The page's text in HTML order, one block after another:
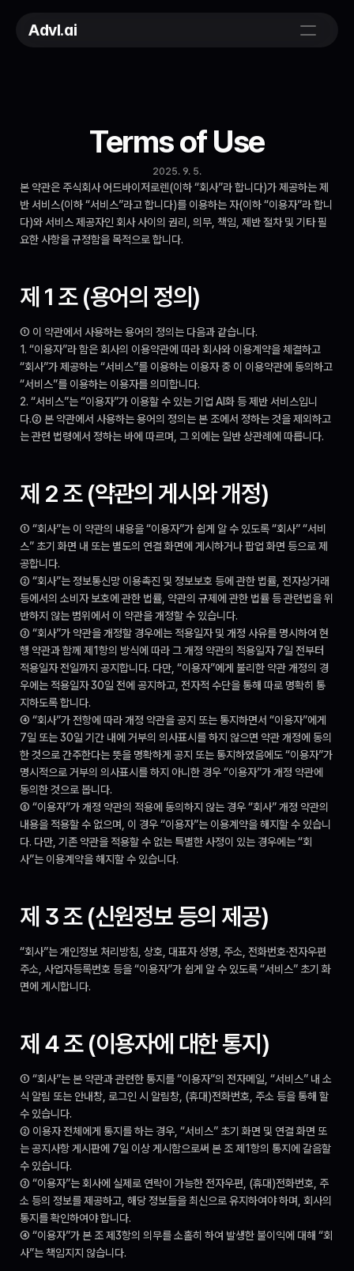
Terms of Use
2025. 9. 5.
본 약관은 주식회사 어드바이저로렌(이하 “회사”라 합니다)가 제공하는 제
반 서비스(이하 “서비스”라고 합니다)를 이용하는 자(이하 “이용자”라 합니
다)와 서비스 제공자인 회사 사이의 권리, 의무, 책임, 제반 절차 및 기타 필
요한 사항을 규정함을 목적으로 합니다.
제 1 조 (용어의 정의)
① 이 약관에서 사용하는 용어의 정의는 다음과 같습니다.
1. “이용자”라 함은 회사의 이용약관에 따라 회사와 이용계약을 체결하고
“회사”가 제공하는 “서비스”를 이용하는 이용자 중 이 이용약관에 동의하고
“서비스”를 이용하는 이용자를 의미합니다.
2. “서비스”는 “이용자”가 이용할 수 있는 기업 AI화 등 제반 서비스입니
다.② 본 약관에서 사용하는 용어의 정의는 본 조에서 정하는 것을 제외하고
는 관련 법령에서 정하는 바에 따르며, 그 외에는 일반 상관례에 따릅니다.
제 2 조 (약관의 게시와 개정)
① “회사”는 이 약관의 내용을 “이용자”가 쉽게 알 수 있도록 “회사” “서비
스” 초기 화면 내 또는 별도의 연결 화면에 게시하거나 팝업 화면 등으로 제
공합니다.
② “회사”는 정보통신망 이용촉진 및 정보보호 등에 관한 법률, 전자상거래
등에서의 소비자 보호에 관한 법률, 약관의 규제에 관한 법률 등 관련법을 위
반하지 않는 범위에서 이 약관을 개정할 수 있습니다.
③ “회사”가 약관을 개정할 경우에는 적용일자 및 개정 사유를 명시하여 현
행 약관과 함께 제1항의 방식에 따라 그 개정 약관의 적용일자 7일 전부터
적용일자 전일까지 공지합니다. 다만, “이용자”에게 불리한 약관 개정의 경
우에는 적용일자 30일 전에 공지하고, 전자적 수단을 통해 따로 명확히 통
지하도록 합니다.
④ “회사”가 전항에 따라 개정 약관을 공지 또는 통지하면서 “이용자”에게
7일 또는 30일 기간 내에 거부의 의사표시를 하지 않으면 약관 개정에 동의
한 것으로 간주한다는 뜻을 명확하게 공지 또는 통지하였음에도 “이용자”가
명시적으로 거부의 의사표시를 하지 아니한 경우 “이용자”가 개정 약관에
동의한 것으로 봅니다.
⑤ “이용자”가 개정 약관의 적용에 동의하지 않는 경우 “회사” 개정 약관의
내용을 적용할 수 없으며, 이 경우 “이용자”는 이용계약을 해지할 수 있습니
다. 다만, 기존 약관을 적용할 수 없는 특별한 사정이 있는 경우에는 “회
사”는 이용계약을 해지할 수 있습니다.
제 3 조 (신원정보 등의 제공)
“회사”는 개인정보 처리방침, 상호, 대표자 성명, 주소, 전화번호·전자우편
주소, 사업자등록번호 등을 “이용자”가 쉽게 알 수 있도록 “서비스” 초기 화
면에 게시합니다.
제 4 조 (이용자에 대한 통지)
① “회사”는 본 약관과 관련한 통지를 “이용자”의 전자메일, “서비스” 내 소
식 알림 또는 안내창, 로그인 시 알림창, (휴대)전화번호, 주소 등을 통해 할
수 있습니다.
② 이용자 전체에게 통지를 하는 경우, “서비스” 초기 화면 및 연결 화면 또
는 공지사항 게시판에 7일 이상 게시함으로써 본 조 제1항의 통지에 갈음할
수 있습니다.
③ “이용자”는 회사에 실제로 연락이 가능한 전자우편, (휴대)전화번호, 주
소 등의 정보를 제공하고, 해당 정보들을 최신으로 유지하여야 하며, 회사의
통지를 확인하여야 합니다.
④ “이용자”가 본 조 제3항의 의무를 소홀히 하여 발생한 불이익에 대해 “회
사”는 책임지지 않습니다.
Advl.ai